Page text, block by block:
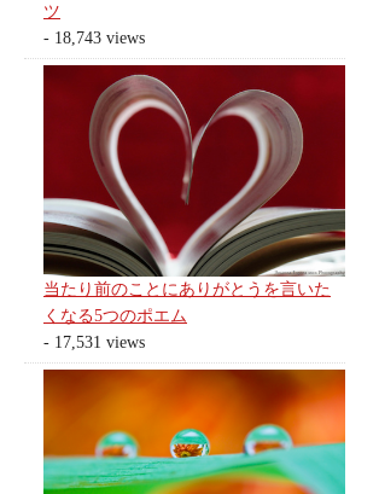
ツ
- 18,743 views
当たり前のことにありがとうを言いた
くなる5つのポエム
- 17,531 views